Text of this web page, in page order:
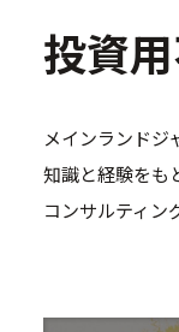
投資
メインランドジ
知識と経験をも
コンサルティン